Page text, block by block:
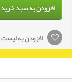
افزودن به سبد خرید
افزودن به لیست